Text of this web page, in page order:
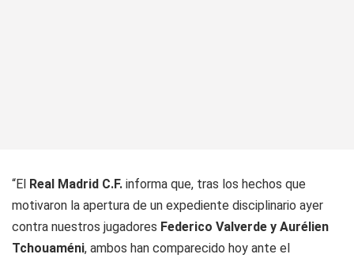
“El Real Madrid C.F. informa que, tras los hechos que
motivaron la apertura de un expediente disciplinario ayer
contra nuestros jugadores Federico Valverde y Aurélien
Tchouaméni, ambos han comparecido hoy ante el